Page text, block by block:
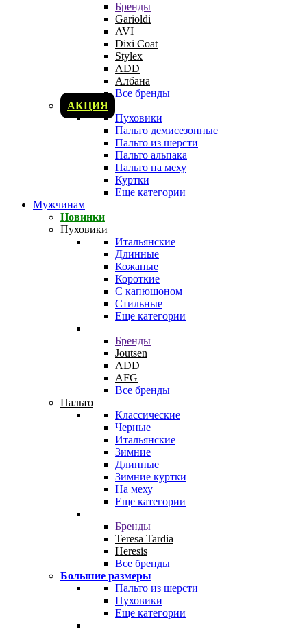
Бренды
Garioldi
AVI
Dixi Coat
Stylex
ADD
Албана
Все бренды
АКЦИЯ
Пуховики
Пальто демисезонные
Пальто из шерсти
Пальто альпака
Пальто на меху
Куртки
Еще категории
Мужчинам
Новинки
Пуховики
Итальянские
Длинные
Кожаные
Короткие
С капюшоном
Стильные
Еще категории
Бренды
Joutsen
ADD
AFG
Все бренды
Пальто
Классические
Черные
Итальянские
Зимние
Длинные
Зимние куртки
На меху
Еще категории
Бренды
Teresa Tardia
Heresis
Все бренды
Большие размеры
Пальто из шерсти
Пуховики
Еще категории